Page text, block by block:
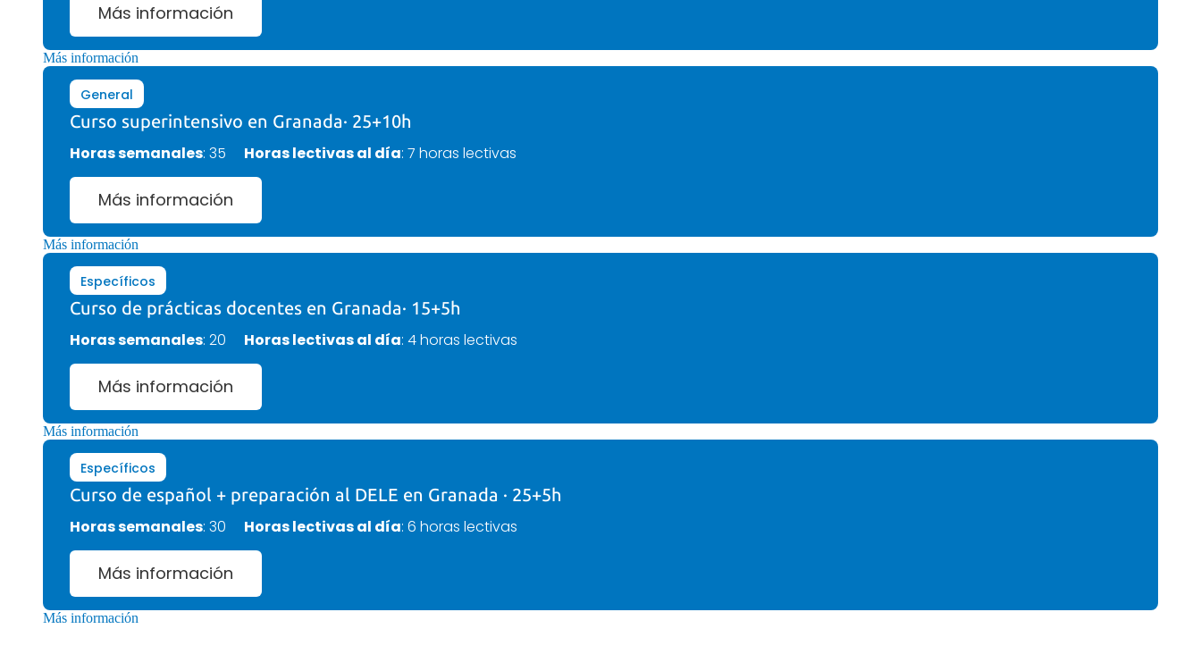
Más información
Más información
General
Curso superintensivo en Granada· 25+10h
Horas semanales: 35 Horas lectivas al día: 7 horas lectivas
Más información
Más información
Específicos
Curso de prácticas docentes en Granada· 15+5h
Horas semanales: 20 Horas lectivas al día: 4 horas lectivas
Más información
Más información
Específicos
Curso de español + preparación al DELE en Granada · 25+5h
Horas semanales: 30 Horas lectivas al día: 6 horas lectivas
Más información
Más información